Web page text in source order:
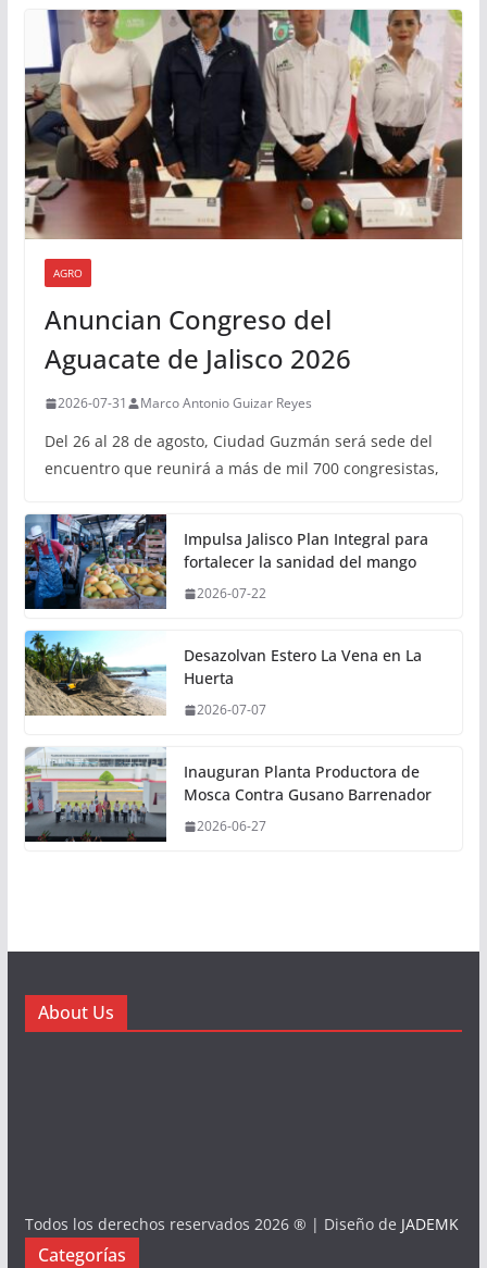
AGRO
Anuncian Congreso del
Aguacate de Jalisco 2026
2026-07-31 Marco Antonio Guizar Reyes
Del 26 al 28 de agosto, Ciudad Guzmán será sede del
encuentro que reunirá a más de mil 700 congresistas,
Impulsa Jalisco Plan Integral para
fortalecer la sanidad del mango
2026-07-22
Desazolvan Estero La Vena en La
Huerta
2026-07-07
Inauguran Planta Productora de
Mosca Contra Gusano Barrenador
2026-06-27
About Us
Todos los derechos reservados 2026 ® | Diseño de JADEMK
Categorías